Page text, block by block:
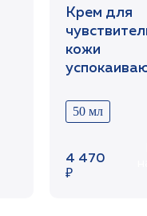
Крем для
кожи
/
CREAM
50 мл
4 470
₽